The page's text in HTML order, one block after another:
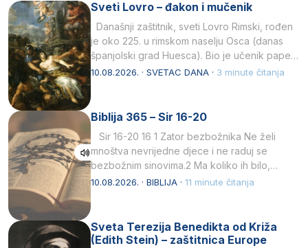
Sveti Lovro – đakon i mučenik
Današnji zaštitnik, sveti Lovro Rimski, rođen
je oko 225. u rimskom naselju Osca (danas
španjolski grad Huesca). Bio je učenik pape…
10.08.2026. · SVETAC DANA · 3 minute čitanja
Biblija 365 – Sir 16-20
Sir 16-20 16 1 Zator bezbožnika Ne želi
mnoštva nevrijedne djece i ne raduj se
bezbožnim sinovima.2 Ma koliko ih bilo,…
10.08.2026. · BIBLIJA · 11 minute čitanja
Sveta Terezija Benedikta od Križa
(Edith Stein) – zaštitnica Europe